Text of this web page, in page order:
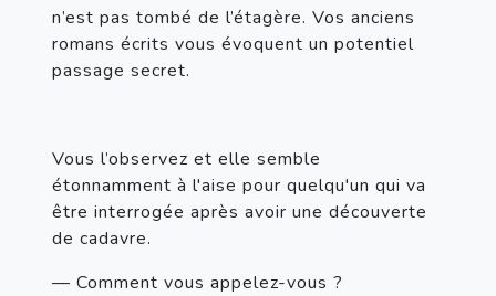
n’est pas tombé de l’étagère. Vos anciens
romans écrits vous évoquent un potentiel
passage secret.
Vous l’observez et elle semble
étonnamment à l'aise pour quelqu'un qui va
être interrogée après avoir une découverte
de cadavre.
— Comment vous appelez-vous ?